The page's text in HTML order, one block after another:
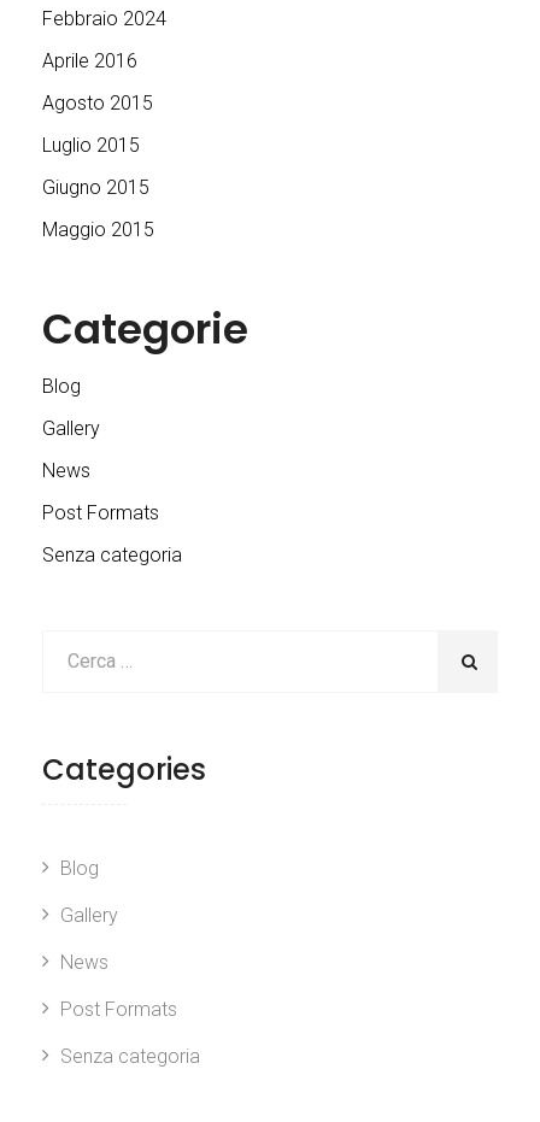
Febbraio 2024
Aprile 2016
Agosto 2015
Luglio 2015
Giugno 2015
Maggio 2015
Categorie
Blog
Gallery
News
Post Formats
Senza categoria
Categories
Blog
Gallery
News
Post Formats
Senza categoria